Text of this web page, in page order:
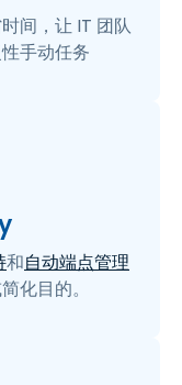
间，让 IT 团队
手动任务
和自动端点管理
化目的。